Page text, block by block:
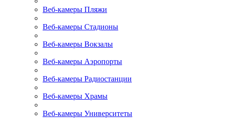
Веб-камеры Пляжи
Веб-камеры Стадионы
Веб-камеры Вокзалы
Веб-камеры Аэропорты
Веб-камеры Радиостанции
Веб-камеры Храмы
Веб-камеры Университеты